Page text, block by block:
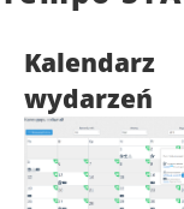
Kalendarz
wydarzeń